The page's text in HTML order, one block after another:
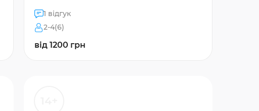
1 відгук
2-4(6)
від 1200 грн